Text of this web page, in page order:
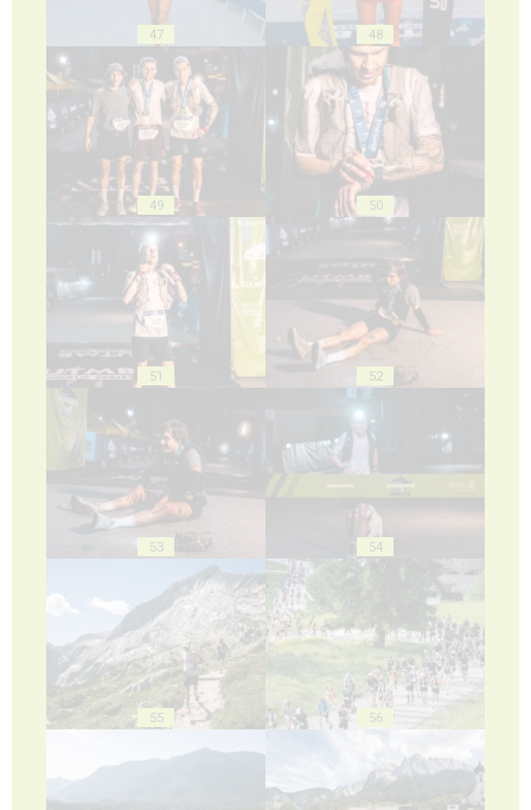
47 48
49 50
51 52
53 54
55 56